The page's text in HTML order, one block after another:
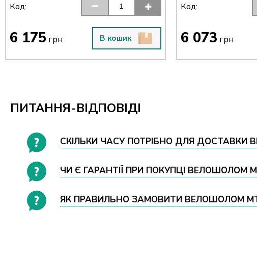
Код:
6 175 грн В кошик
Код:
6 073 грн
ПИТАННЯ-ВІДПОВІДІ
СКІЛЬКИ ЧАСУ ПОТРІБНО ДЛЯ ДОСТАВКИ
ЧИ Є ГАРАНТІЇ ПРИ ПОКУПЦІ ВЕЛОШОЛОМ
ЯК ПРАВИЛЬНО ЗАМОВИТИ ВЕЛОШОЛОМ MTB